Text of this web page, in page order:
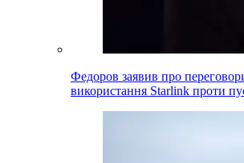
Федоров заявив про
використання Starlink проти